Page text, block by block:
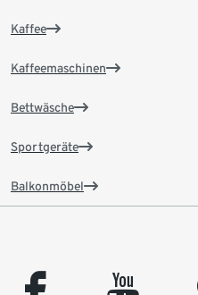
Kaffee
Kaffeemaschinen
Bettwäsche
Sportgeräte
Balkonmöbel